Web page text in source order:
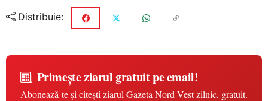
Distribuie:
Primește ziarul gratuit pe email!
Abonează-te și citești ziarul Gazeta Nord-Vest zilnic, gratuit.